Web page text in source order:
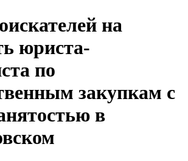
на
юриста-
по
закупкам с
в